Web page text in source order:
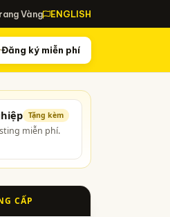
Vàng ENGLISH
Đăng ký miễn phí
Tặng kèm
miễn phí.
CẤP